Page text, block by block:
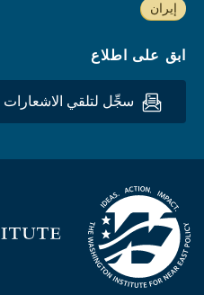
إيران
ابق على اطلاع
سجِّل لتلقي الاشعارات
Homepage